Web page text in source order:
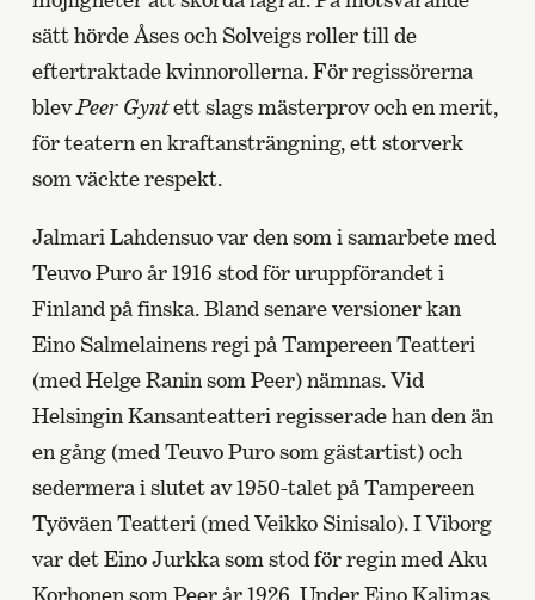
sätt hörde Åses och Solveigs roller till de
eftertraktade kvinnorollerna. För regissörerna
blevPeer Gyntett slags mästerprov och en merit,
för teatern en kraftansträngning, ett storverk
som väckte respekt.
Jalmari Lahdensuo var den som i samarbete med
Teuvo Puro år 1916 stod för uruppförandet i
Finland på finska. Bland senare versioner kan
Eino Salmelainens regi på Tampereen Teatteri
(med Helge Ranin som Peer) nämnas. Vid
Helsingin Kansanteatteri regisserade han den än
en gång (med Teuvo Puro som gästartist) och
sedermera i slutet av 1950-talet på Tampereen
Työväen Teatteri (med Veikko Sinisalo). I Viborg
var det Eino Jurkka som stod för regin med Aku